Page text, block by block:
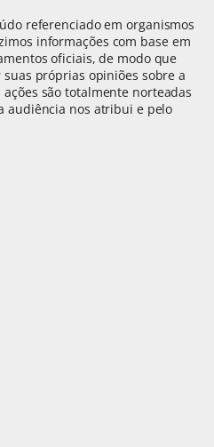
referenciado em organismos
informações com base em
oficiais, de modo que
próprias opiniões sobre a
são totalmente norteadas
audiência nos atribui e pelo